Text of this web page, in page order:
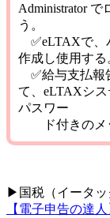
Administrator
う。
✅eLTAXで、
作成し使用する
✅給与支払報
て、eLTAXシ
パスワー
ド付きのメッ
▶国税（イータッ
【電子申告の達